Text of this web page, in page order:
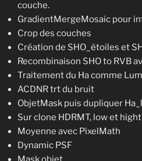
couche.
GradientMergeMosaic pour
Crop des couches
Création de SHO_étoiles et
Recombinaison SHO to RVB
Traitement du Ha comme
ACDNR trt du bruit
ObjetMask puis dupliquer
Sur clone HDRMT, low et hight
Moyenne avec PixelMath
Dynamic PSF